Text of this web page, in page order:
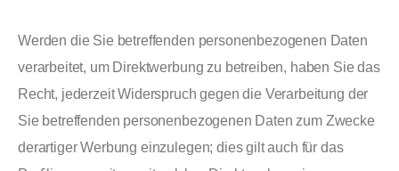
Werden die Sie betreffenden personenbezogenen Daten
verarbeitet, um Direktwerbung zu betreiben, haben Sie das
Recht, jederzeit Widerspruch gegen die Verarbeitung der
Sie betreffenden personenbezogenen Daten zum Zwecke
derartiger Werbung einzulegen; dies gilt auch für das